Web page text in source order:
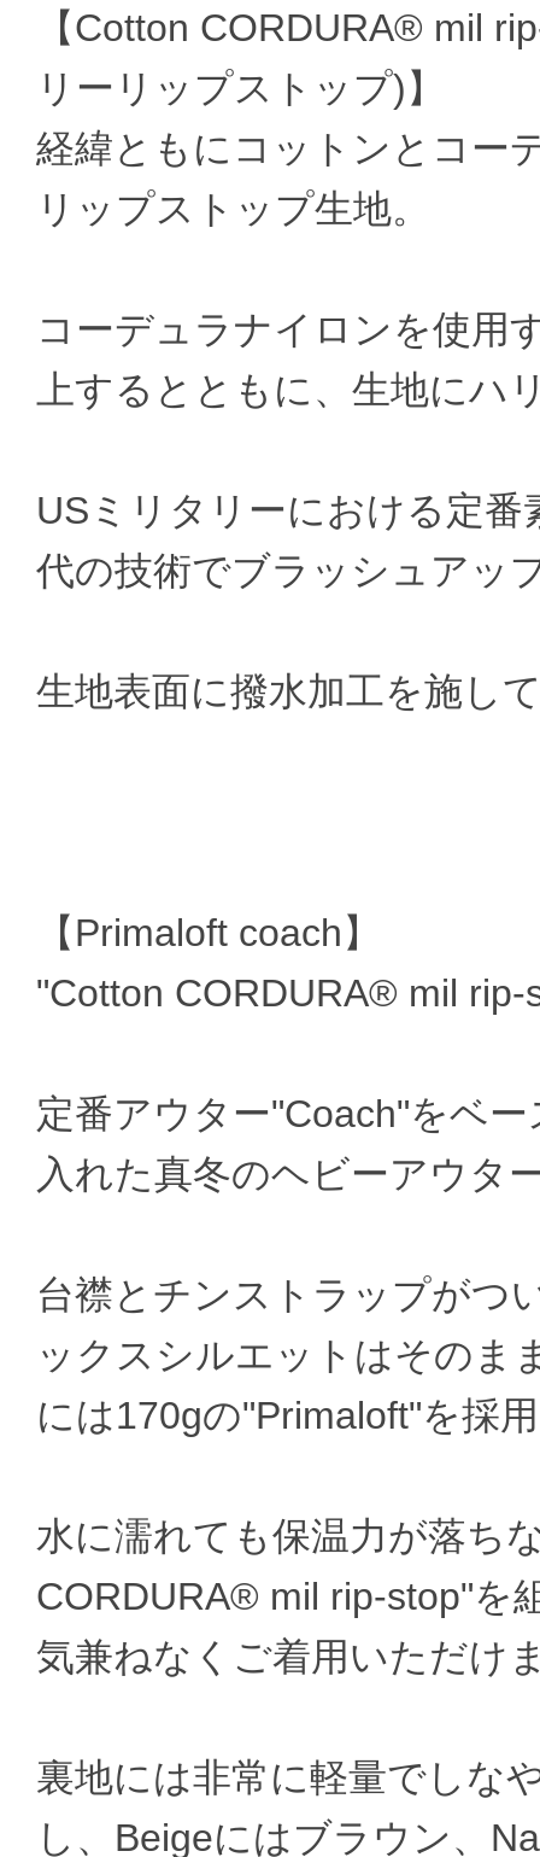
【Cotton CORDURA® mil
リーリップストップ)】
経緯ともにコットンとコー
リップストップ生地。
コーデュラナイロンを使用
上するとともに、生地にハ
USミリタリーにおける定
代の技術でブラッシュアッ
生地表面に撥水加工を施し
【Primaloft coach】
"Cotton CORDURA® mil
定番アウター"Coach"をベ
入れた真冬のヘビーアウタ
台襟とチンストラップがつ
ックスシルエットはそのま
には170gの"Primaloft"を採
水に濡れても保温力が落ち
CORDURA® mil rip-stop"を
気兼ねなくご着用いただけ
裏地には非常に軽量でしな
し、Beigeにはブラウン、